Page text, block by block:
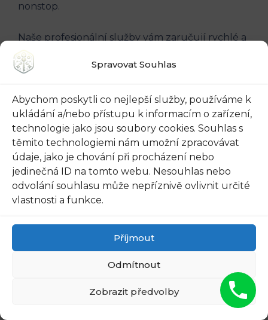
Spravovat Souhlas
Abychom poskytli co nejlepší služby, používáme k
ukládání a/nebo přístupu k informacím o zařízení,
technologie jako jsou soubory cookies. Souhlas s
těmito technologiemi nám umožní zpracovávat
údaje, jako je chování při procházení nebo
jedinečná ID na tomto webu. Nesouhlas nebo
odvolání souhlasu může nepříznivě ovlivnit určité
vlastnosti a funkce.
Příjmout
Odmítnout
Zobrazit předvolby
nonstop.
Naše profesionální služby vám zaručují rychlé a
spolehlivé řešení vašich zámečnických potřeb.
Důvěřujte našim odborníkům, kteří mají
přímo v Malešicích, což nám umožňuje rychlou
reakci na jakýkoli požadavek. Naše služby jsou
dostupné 24/7,takže se na nás můžete kdykoli
spolehnout , ať už je to den, noc, víkend nebo
svátek.
Při spolupráci s námi vám zaručujeme nejen
Vaše spokojenost je pro nás prioritou a proto se
vždy snažíme dát vám to nejlepší. Snažíme se
vám nabídnout také příjemné ceny za naše
služby, abyste dostali skvělou hodnotu za vaše
peníze. Přidejte se k řadě našich spokojených